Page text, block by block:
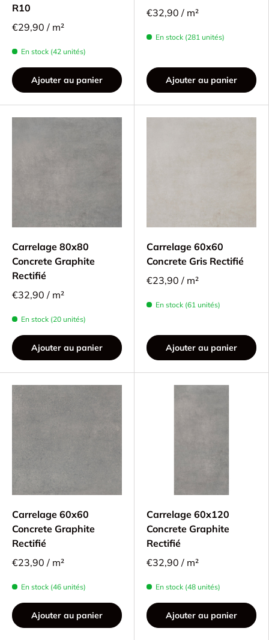
R10
€29,90 / m²
En stock (42 unités)
Ajouter au panier
€32,90 / m²
En stock (281 unités)
Ajouter au panier
Carrelage 80x80
Concrete Graphite
Rectifié
€32,90 / m²
En stock (20 unités)
Ajouter au panier
Carrelage 60x60
Concrete Gris Rectifié
€23,90 / m²
En stock (61 unités)
Ajouter au panier
Carrelage 60x60
Concrete Graphite
Rectifié
€23,90 / m²
En stock (46 unités)
Ajouter au panier
Carrelage 60x120
Concrete Graphite
Rectifié
€32,90 / m²
En stock (48 unités)
Ajouter au panier